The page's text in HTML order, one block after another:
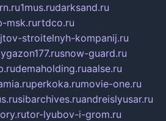
1mus.rudarksand.ru
msk.rurtdco.ru
stroitelnyh-kompanij.ru
snow-guard.ru
demaholding.ruaalse.ru
perkoka.rumovie-one.ru
sibarchives.ruandreislyusar.ru
tor-lyubov-i-grom.ru